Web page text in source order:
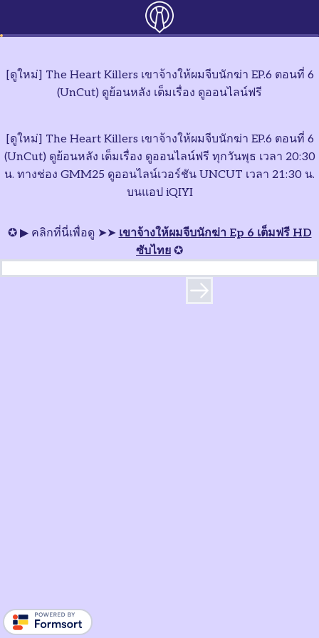
[ดูใหม่] The Heart Killers เขาจ้างให้ผมจีบนักฆ่า EP.6 ตอนที่ 6
(UnCut) ดูย้อนหลัง เต็มเรื่อง ดูออนไลน์ฟรี
[ดูใหม่] The Heart Killers เขาจ้างให้ผมจีบนักฆ่า EP.6 ตอนที่ 6
(UnCut) ดูย้อนหลัง เต็มเรื่อง ดูออนไลน์ฟรี ทุกวันพุธ เวลา 20:30
น. ทางช่อง GMM25 ดูออนไลน์เวอร์ชัน UNCUT เวลา 21:30 น.
บนแอป iQIYI
✪ ▶ คลิกที่นี่เพื่อดู ➤➤ เขาจ้างให้ผมจีบนักฆ่า Ep 6 เต็มฟรี HD
ซับไทย ✪